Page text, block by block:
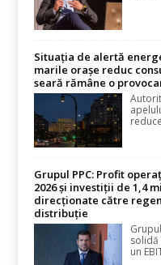
Situația de alertă
marile orașe reduc
seară rămâne o
Grupul PPC: Profit
2026 și investiții de 1,4
direcționate către
distribuție
solidă
un